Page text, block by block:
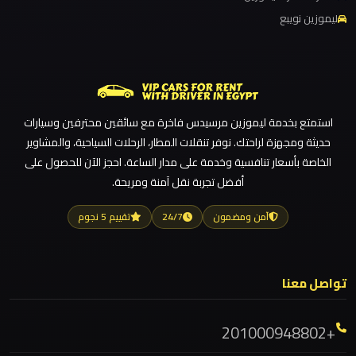
ليموزين مطار القاهرة أسعار
ليموزين مطار العلمين الجديدة
ليموزين مطار العلمين
ليموزين مطار العالمين
ليموزين مطار العاصمة الادارية
ليموزين مطار اكتوبر
ليموزين مرسيدس ايجار بالسائق فى مصر
ليموزين مرسي مطروح
والمناسبات
الشيخ
ليموزين
ليموزين
طابا
ليموزين نويبع
استمتع بخدمة ليموزين مرسيدس فاخرة مع سائقين محترفين وسيارات
حديثة ومجهزة لراحتك. نوفر تنقلات المطار، الرحلات السياحية، والمشاوير
الخاصة بأسعار تنافسية وخدمة على مدار الساعة. احجز الآن للحصول على
أفضل تجربة نقل آمنة ومريحة.
آمن ومضمون 24/7 تقييم 5 نجوم
تواصل معنا
+201000948802